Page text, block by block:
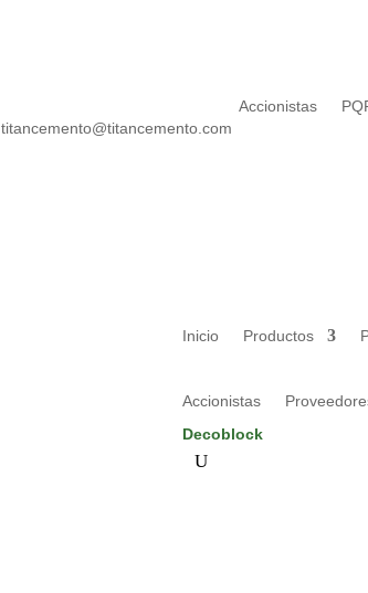
titancemento@titancemento.com
Accionistas
Inicio Productos
Accionistas
Decoblock